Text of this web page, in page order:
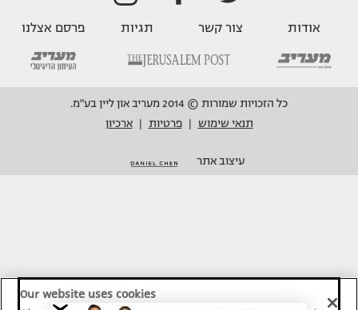
אודות צור קשר תגיות פרסם אצלנו
כל הזכויות שמורות © 2014 מעריב און ליין בע"מ.
תנאי שימוש
פרטיות ארכיון
עיצוב אתר
Our website uses cookies